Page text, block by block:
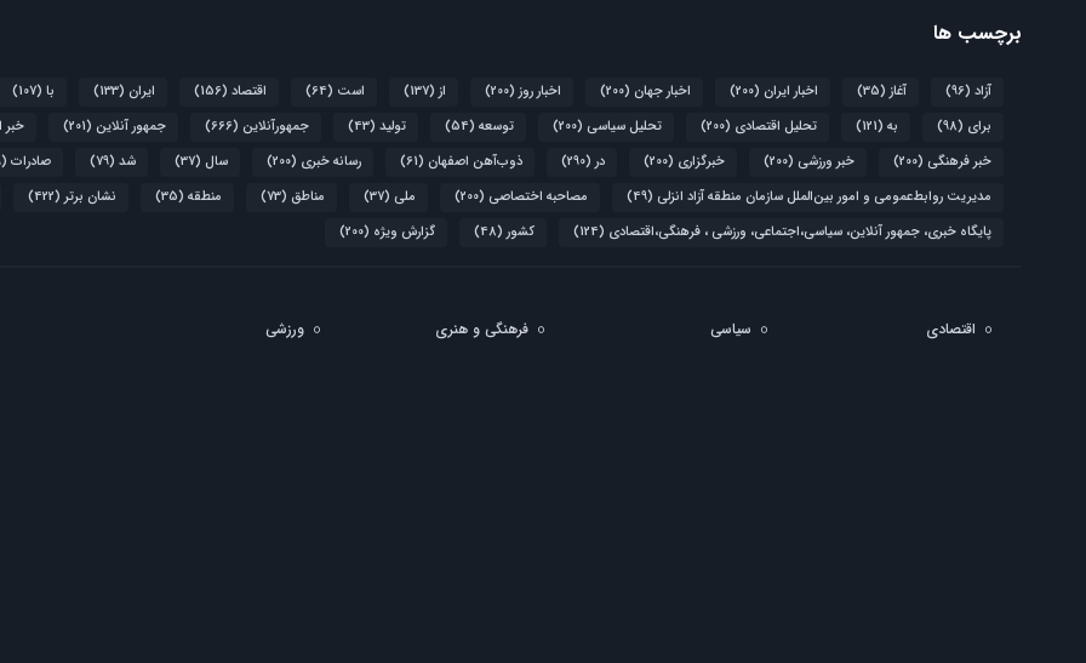
برچسب ها
آزاد (96) آغاز (35) اخبار ایران (200) اخبار جهان (200) اخبار روز (200) از (137) است (64) اقتصاد (156) ایران (133) با (107)
برای (98) به (121) تحلیل اقتصادی (200) تحلیل سیاسی (200) توسعه (54) تولید (43) جمهورآنلاین (666) جمهور آنلاین (201)
خبر
خبر فرهنگی (200) خبر ورزشی (200) خبرگزاری (200) در (290) ذوب‌آهن اصفهان (61) رسانه خبری (200) سال (37) شد (79) صادرات (39)
مدیریت روابط‌عمومی و امور بین‌الملل سازمان منطقه آزاد انزلی (49) مصاحبه اختصاصی (200) ملی (37) مناطق (73) منطقه (35) نشان برتر (422)
پایگاه خبری، جمهور آنلاین، سیاسی،اجتماعی، ورزشی ، فرهنگی،اقتصادی (124) کشور (48) گزارش ویژه (200)
اقتصادی سیاسی فرهنگی و هنری ورزشی